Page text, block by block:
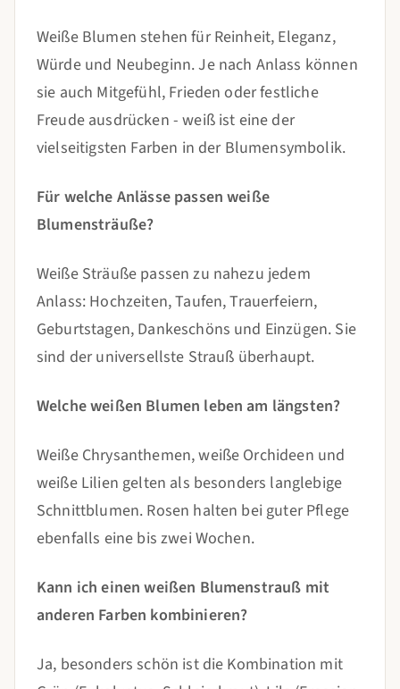
Weiße Blumen stehen für Reinheit, Eleganz,
Würde und Neubeginn. Je nach Anlass können
sie auch Mitgefühl, Frieden oder festliche
Freude ausdrücken - weiß ist eine der
vielseitigsten Farben in der Blumensymbolik.
Für welche Anlässe passen weiße
Blumensträuße?
Weiße Sträuße passen zu nahezu jedem
Anlass: Hochzeiten, Taufen, Trauerfeiern,
Geburtstagen, Dankeschöns und Einzügen. Sie
sind der universellste Strauß überhaupt.
Welche weißen Blumen leben am längsten?
Weiße Chrysanthemen, weiße Orchideen und
weiße Lilien gelten als besonders langlebige
Schnittblumen. Rosen halten bei guter Pflege
ebenfalls eine bis zwei Wochen.
Kann ich einen weißen Blumenstrauß mit
anderen Farben kombinieren?
Ja, besonders schön ist die Kombination mit